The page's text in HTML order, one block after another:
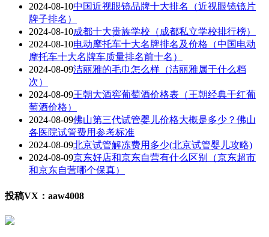
2024-08-10中国近视眼镜品牌十大排名（近视眼镜镜片
牌子排名）
2024-08-10成都十大贵族学校（成都私立学校排行榜）
2024-08-10电动摩托车十大名牌排名及价格（中国电动
摩托车十大名牌车质量排名前十名）
2024-08-09洁丽雅的毛巾怎么样（洁丽雅属于什么档
次）
2024-08-09王朝大酒窖葡萄酒价格表（王朝经典干红葡
萄酒价格）
2024-08-09佛山第三代试管婴儿价格大概是多少？佛山
各医院试管费用参考标准
2024-08-09北京试管解冻费用多少(北京试管婴儿攻略)
2024-08-09京东好店和京东自营有什么区别（京东超市
和京东自营哪个保真）
投稿VX：aaw4008